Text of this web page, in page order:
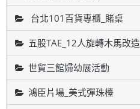
台北101百貨專櫃_賭桌
五股TAE_12人旋轉木馬改造
世貿三館婦幼展活動
鴻臣片場_美式彈珠檯